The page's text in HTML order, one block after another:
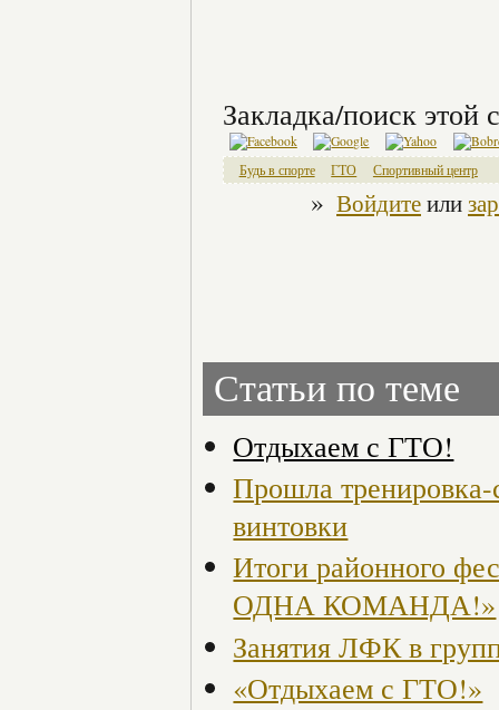
Закладка/поиск этой
Будь в спорте ГТО Спортивный центр
» Войдитеили
Статьи по теме
Отдыхаем с ГТО!
Прошла тренировка-
винтовки
Итоги районного
ОДНА КОМАНДА!»
Занятия ЛФК в
«Отдыхаем с ГТО!»